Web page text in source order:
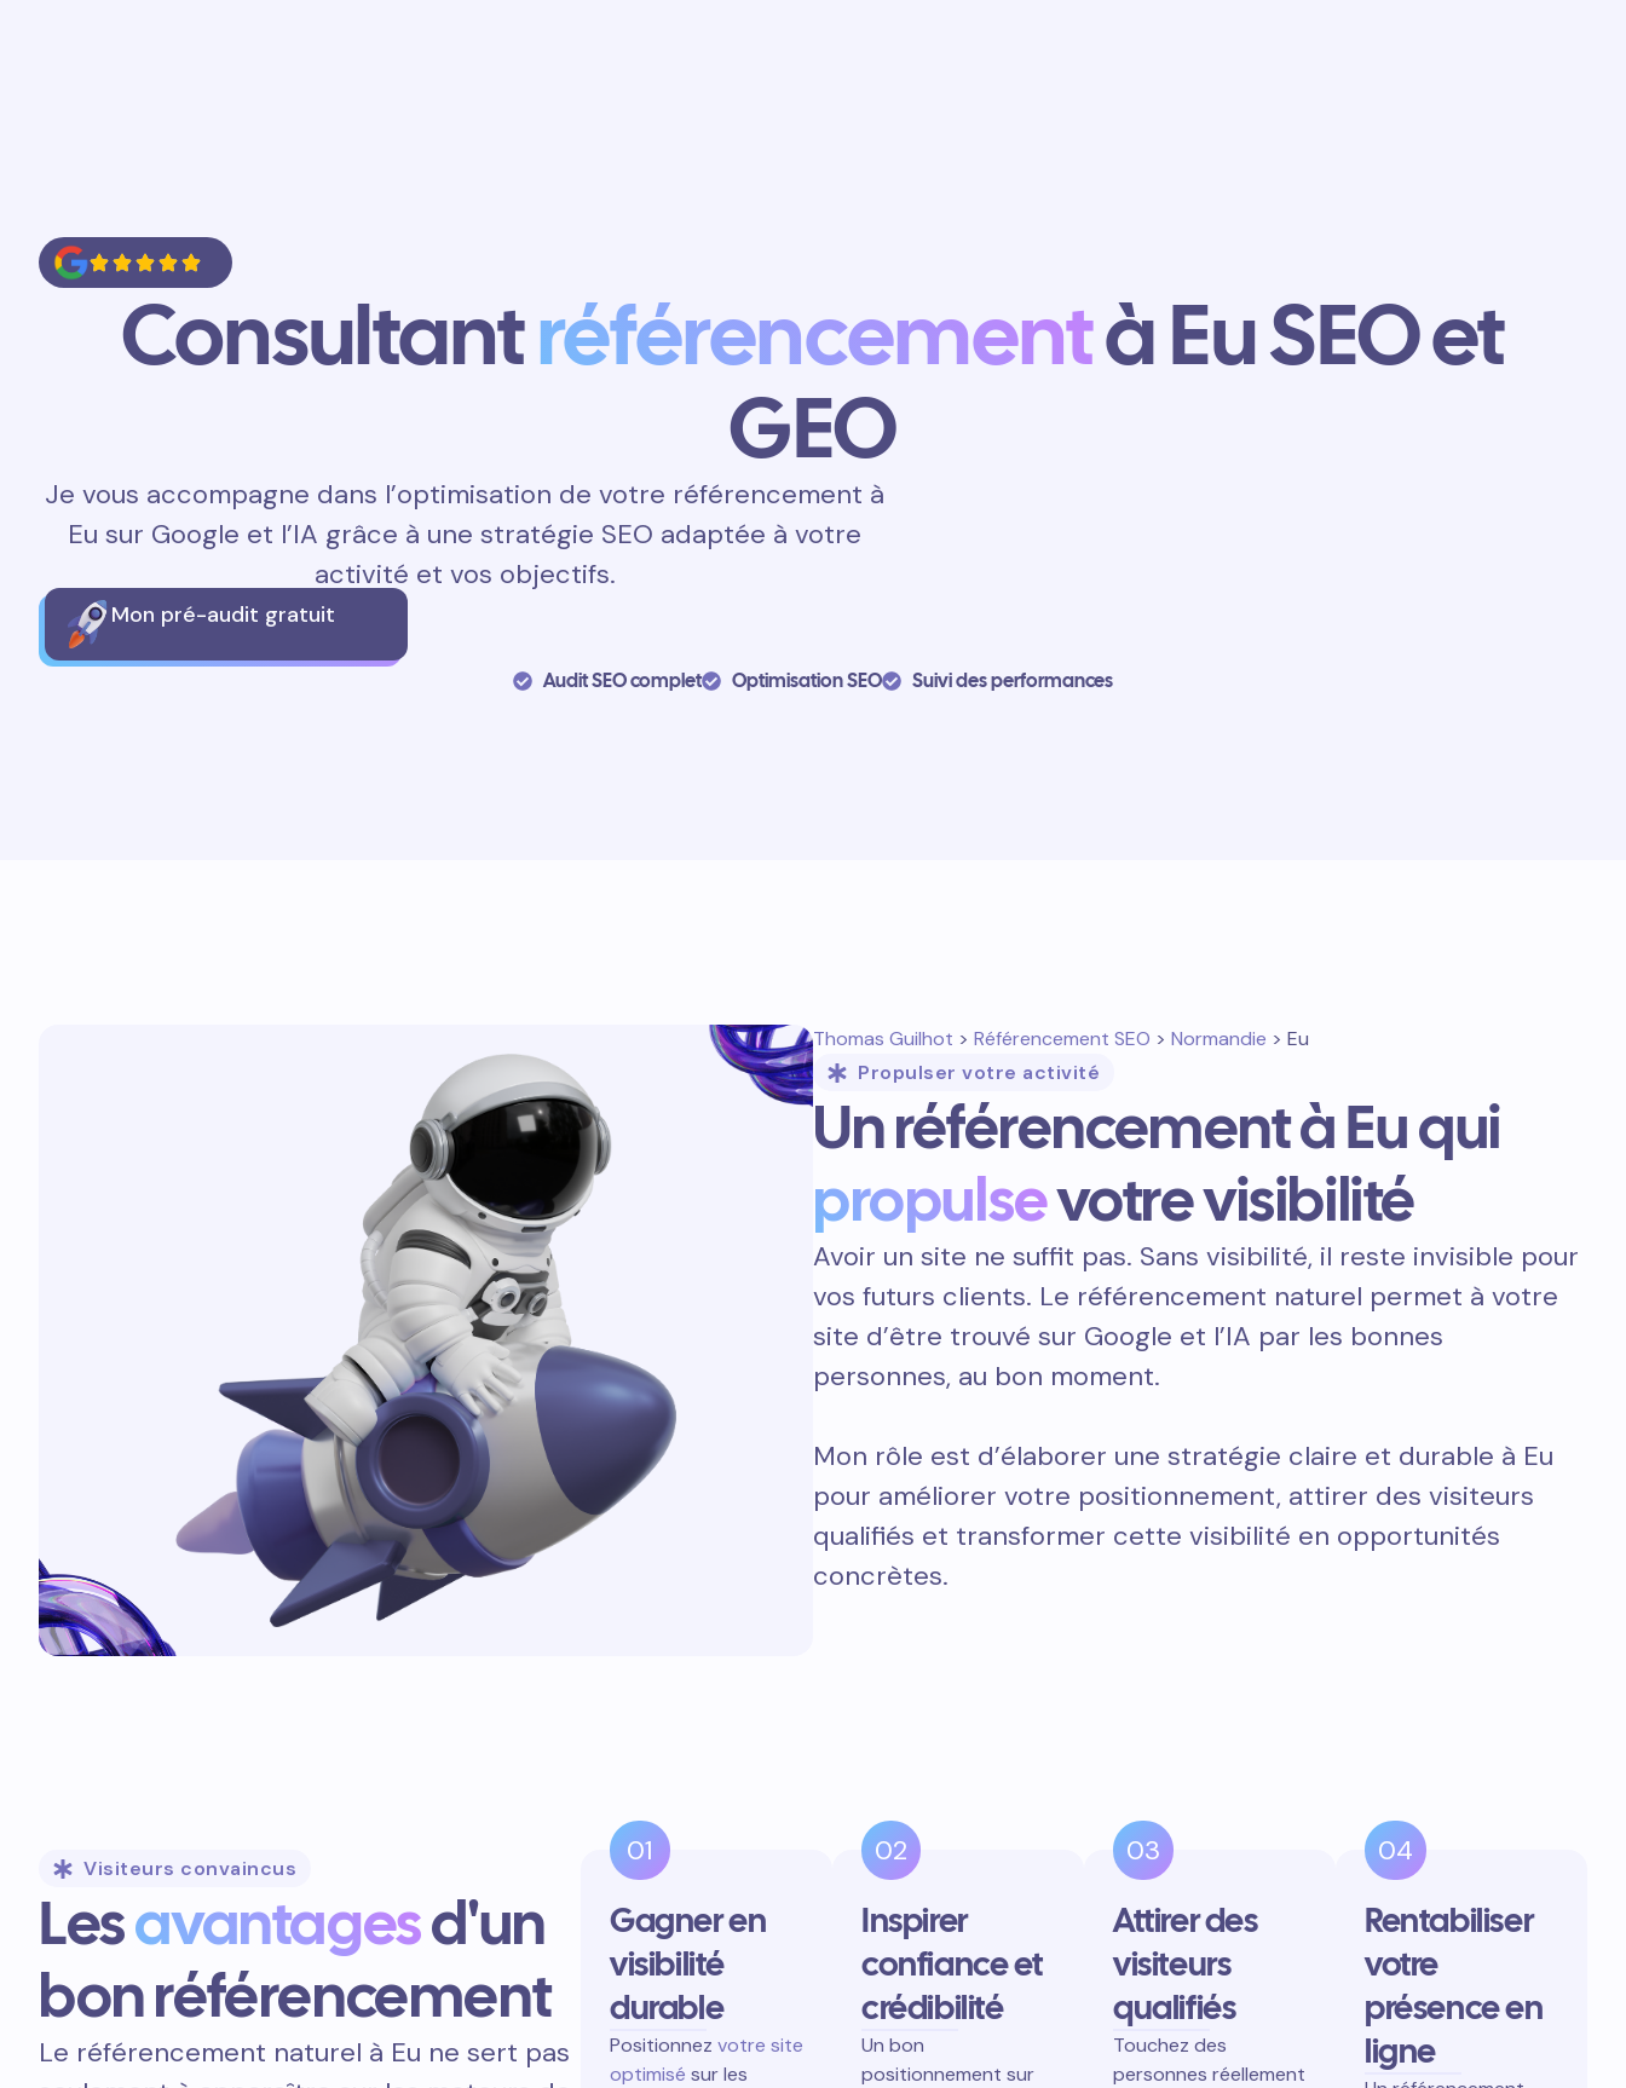
Consultantréférencementà Eu SEO et
GEO
Je vous accompagne dans l’optimisation de votre référencement à
Eu sur Google et l’IA grâce à une stratégie SEO adaptée à votre
activité et vos objectifs.
Mon pré-audit gratuit
Audit SEO complet Optimisation SEO Suivi des performances
Thomas Guilhot > Référencement SEO > Normandie > Eu
Propulser votre activité
Un référencement à Eu qui
propulsevotre visibilité
Avoir un site ne suffit pas. Sans visibilité, il reste invisible pour
vos futurs clients. Le référencement naturel permet à votre
site d’être trouvé sur Google et l’IA par les bonnes
personnes, au bon moment.
Mon rôle est d’élaborer une stratégie claire et durable à Eu
pour améliorer votre positionnement, attirer des visiteurs
qualifiés et transformer cette visibilité en opportunités
concrètes.
Visiteurs convaincus
Lesavantagesd'un
bon référencement
Le référencement naturel à Eu ne sert pas
01
Gagner en
visibilité
durable
Positionnez votre site
optimisé sur les
02
Inspirer
confiance et
crédibilité
Un bon
positionnement sur
03
Attirer des
visiteurs
qualifiés
Touchez des
personnes réellement
04
Rentabiliser
votre
présence en
ligne